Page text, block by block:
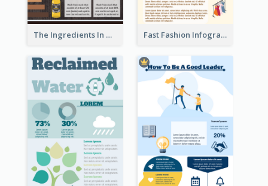
The Ingredients In Whiskey Infographic Fast Fashion Infographic